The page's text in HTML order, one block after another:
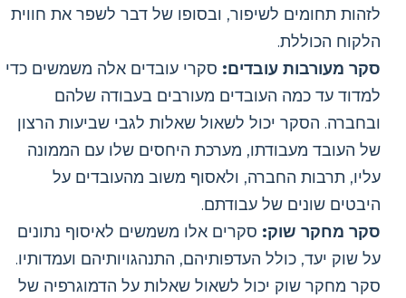
לזהות תחומים לשיפור, ובסופו של דבר לשפר את חווית
הלקוח הכוללת.
סקר מעורבות עובדים: סקרי עובדים אלה משמשים כדי
למדוד עד כמה העובדים מעורבים בעבודה שלהם
ובחברה. הסקר יכול לשאול שאלות לגבי שביעות הרצון
של העובד מעבודתו, מערכת היחסים שלו עם הממונה
עליו, תרבות החברה, ולאסוף משוב מהעובדים על
היבטים שונים של עבודתם.
סקר מחקר שוק: סקרים אלו משמשים לאיסוף נתונים
על שוק יעד, כולל העדפותיהם, התנהגויותיהם ועמדותיו.
סקר מחקר שוק יכול לשאול שאלות על הדמוגרפיה של